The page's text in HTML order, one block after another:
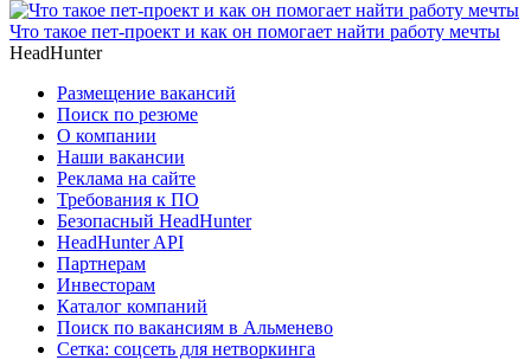
Что такое пет-проект и как он помогает найти работу мечты
HeadHunter
Размещение вакансий
Поиск по резюме
О компании
Наши вакансии
Реклама на сайте
Требования к ПО
Безопасный HeadHunter
HeadHunter API
Партнерам
Инвесторам
Каталог компаний
Поиск по вакансиям в Альменево
Сетка: соцсеть для нетворкинга